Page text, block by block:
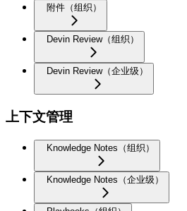
附件（组织）
Devin Review（组织）
Devin Review（企业级）
上下文管理
Knowledge Notes（组织）
Knowledge Notes（企业级）